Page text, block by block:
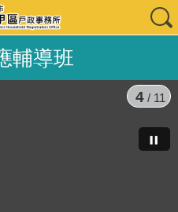
輔導班
5 / 11